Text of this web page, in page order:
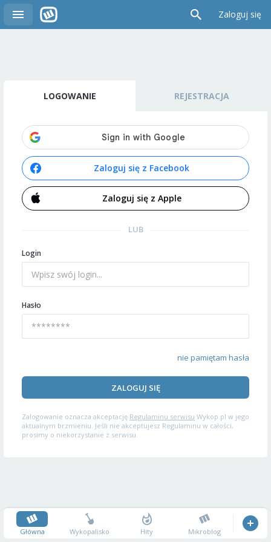
Zaloguj się
LOGOWANIE REJESTRACJA
Zaloguj się z Facebook
Zaloguj się z Apple
LUB
Login
Hasło
nie pamiętam hasła
ZALOGUJ SIĘ
Zalogowanie oznacza akceptację Regulaminu serwisu Wykop.pl w jego
aktualnym brzmieniu. Jeśli nie akceptujesz Regulaminu w całości,
prosimy o niekorzystanie z serwisu.
Główna Wykopalisko Hity Mikroblog